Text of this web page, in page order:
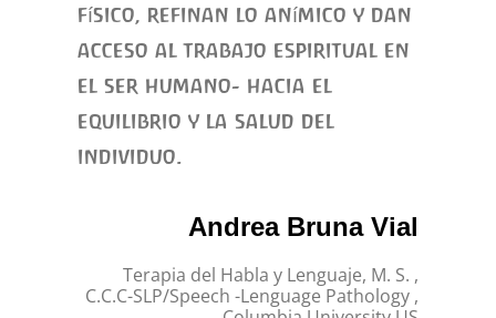
físico, refinan lo anímico y dan
acceso al trabajo espiritual en
el ser humano- hacia el
equilibrio y la salud del
individuo.
Andrea Bruna Vial
Terapia del Habla y Lenguaje, M. S. ,
C.C.C-SLP/Speech -Lenguage Pathology ,